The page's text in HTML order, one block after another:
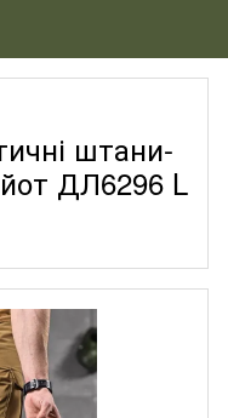
штани-
ДЛ6296 L